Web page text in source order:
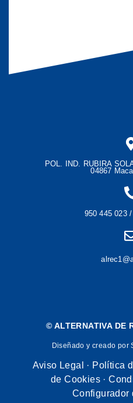
POL. IND. RUBIRA
04867
950 445 023
© ALTERNATIVA DE
Diseñado y creado por
Aviso Legal · Política
de Cookies ·